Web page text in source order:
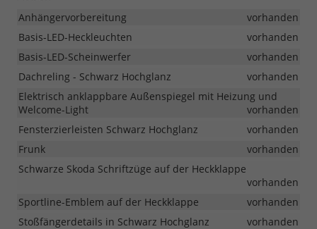
Anhängervorbereitung
vorhanden
Basis-LED-Heckleuchten
vorhanden
Basis-LED-Scheinwerfer
vorhanden
Dachreling - Schwarz Hochglanz
vorhanden
Elektrisch anklappbare Außenspiegel mit Heizung und
Welcome-Light
vorhanden
Fensterzierleisten Schwarz Hochglanz
vorhanden
Frunk
vorhanden
Schwarze Skoda Schriftzüge auf der Heckklappe
vorhanden
Sportline-Emblem auf der Heckklappe
vorhanden
Stoßfängerdetails in Schwarz Hochglanz
vorhanden